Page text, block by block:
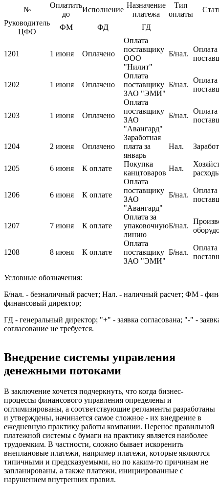
№
Оплатить
до
Исполнение
Назначение
платежа
Тип
оплаты
Руководитель
ЦФО
ФМ ФД ГД
1201 1 июня Оплачено
Оплата
поставщику
ООО
"Нилит"
Б/нал.
1202 1 июня Оплачено
Оплата
поставщику
ЗАО "ЭМИ"
Б/нал.
1203 1 июня Оплачено
Оплата
поставщику
ЗАО
"Авангард"
Б/нал.
1204 2 июня Оплачено
Заработная
плата за
январь
Нал.
1205 6 июня К оплате
Покупка
канцтоваров
Нал.
1206 6 июня К оплате
Оплата
поставщику
ЗАО
"Авангард"
Б/нал.
1207 7 июня К оплате
Оплата за
упаковочную
линию
Б/нал.
1208 8 июня К оплате
Оплата
поставщику
ЗАО "ЭМИ"
Б/нал.
Условные обозначения:
Б/нал. - безналичный расчет; Нал. - наличный расчет; ФМ -
финансовый директор;
ГД - генеральный директор; "+" - заявка согласована; "-" -
согласование не требуется.
Внедрение системы управления
денежными потоками
В заключение хочется подчеркнуть, что когда бизнес-
процессы финансового управления определены и
оптимизированы, а соответствующие регламенты разработаны
и утверждены, начинается самое сложное - их внедрение в
ежедневную практику работы компании. Перенос правильной
платежной системы с бумаги на практику является наиболее
трудоемким. В частности, сложно бывает искоренить
внеплановые платежи, например платежи, которые являются
типичными и предсказуемыми, но по каким-то причинам не
запланированы, а также платежи, инициированные с
нарушением внутренних правил.